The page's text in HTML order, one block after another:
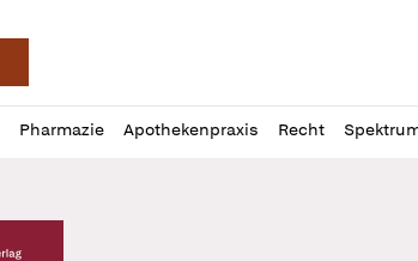
Pharmazie Apothekenpraxis Recht
Verlag Logo